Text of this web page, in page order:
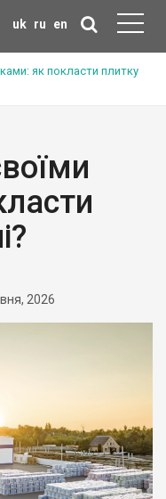
uk ru en
як покласти плитку
2026